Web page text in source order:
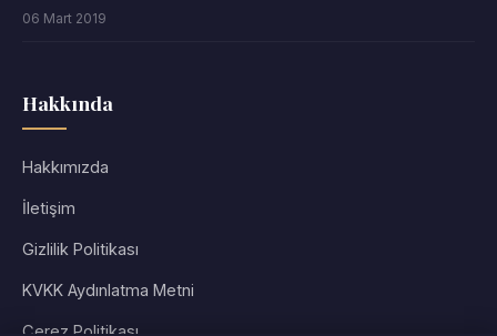
06 Mart 2019
Hakkında
Hakkımızda
İletişim
Gizlilik Politikası
KVKK Aydınlatma Metni
Çerez Politikası